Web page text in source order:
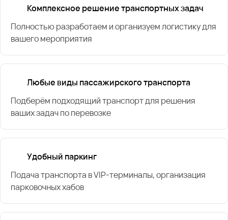
Комплексное решение транспортных задач
Полностью разработаем и организуем логистику для
вашего мероприятия
Любые виды пассажирского транспорта
Подберём подходящий транспорт для решения
ваших задач по перевозке
Удобный паркинг
Подача транспорта в VIP-терминалы, организация
парковочных хабов